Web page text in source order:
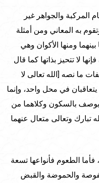
والجواهر غير
به المعاني ومن أمثلة
ومنها الأكوان وهي
لا تتحيز بذاتها كما قال
ما نصه [الله تعالى لا
في محل واحد، وإنما
بالسكون وكلاهما من
تبارك وتعالى متعال عنهما
الطعوم فأنواعها تسعة
والحموضة والقبض